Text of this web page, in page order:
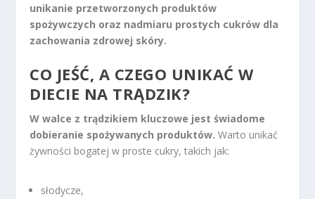
unikanie przetworzonych produktów
spożywczych oraz nadmiaru prostych cukrów dla
zachowania zdrowej skóry.
CO JEŚĆ, A CZEGO UNIKAĆ W
DIECIE NA TRĄDZIK?
W walce z trądzikiem kluczowe jest świadome
dobieranie spożywanych produktów. Warto unikać
żywności bogatej w proste cukry, takich jak:
słodycze,